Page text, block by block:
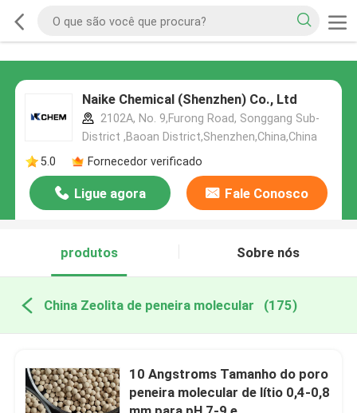
Naike Chemical (Shenzhen) Co., Ltd
2102A, No. 9,Furong Road, Songgang Sub-
District ,Baoan District,Shenzhen,China,China
5.0
Fornecedor verificado
Ligue agora Fale Conosco
produtos Sobre nós
China Zeolita de peneira molecular (175)
10 Angstroms Tamanho do poro
peneira molecular de lítio 0,4-0,8